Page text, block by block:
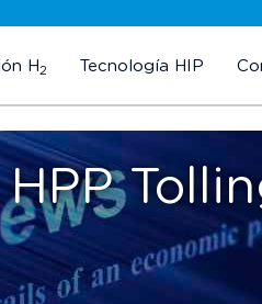
H2 Tecnología HIP
HPP